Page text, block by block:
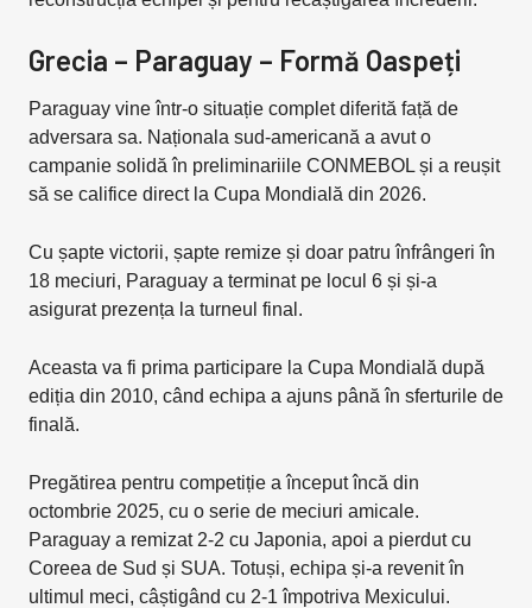
Grecia – Paraguay – Formă Oaspeți
Paraguay vine într-o situație complet diferită față de
adversara sa. Naționala sud-americană a avut o
campanie solidă în preliminariile CONMEBOL și a reușit
să se califice direct la Cupa Mondială din 2026.
Cu șapte victorii, șapte remize și doar patru înfrângeri în
18 meciuri, Paraguay a terminat pe locul 6 și și-a
asigurat prezența la turneul final.
Aceasta va fi prima participare la Cupa Mondială după
ediția din 2010, când echipa a ajuns până în sferturile de
finală.
Pregătirea pentru competiție a început încă din
octombrie 2025, cu o serie de meciuri amicale.
Paraguay a remizat 2-2 cu Japonia, apoi a pierdut cu
Coreea de Sud și SUA. Totuși, echipa și-a revenit în
ultimul meci, câștigând cu 2-1 împotriva Mexicului.